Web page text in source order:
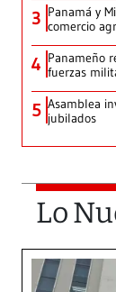
3 Panamá y
comercio
4 Panameño
fuerzas
5 Asamblea
jubilados
Lo